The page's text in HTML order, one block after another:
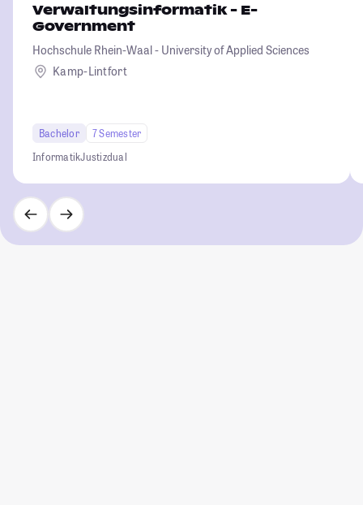
Verwaltungsinformatik - E-
Government
Hochschule Rhein-Waal - University of Applied Sciences
Kamp-Lintfort
Bachelor
7 Semester
InformatikJustizdual